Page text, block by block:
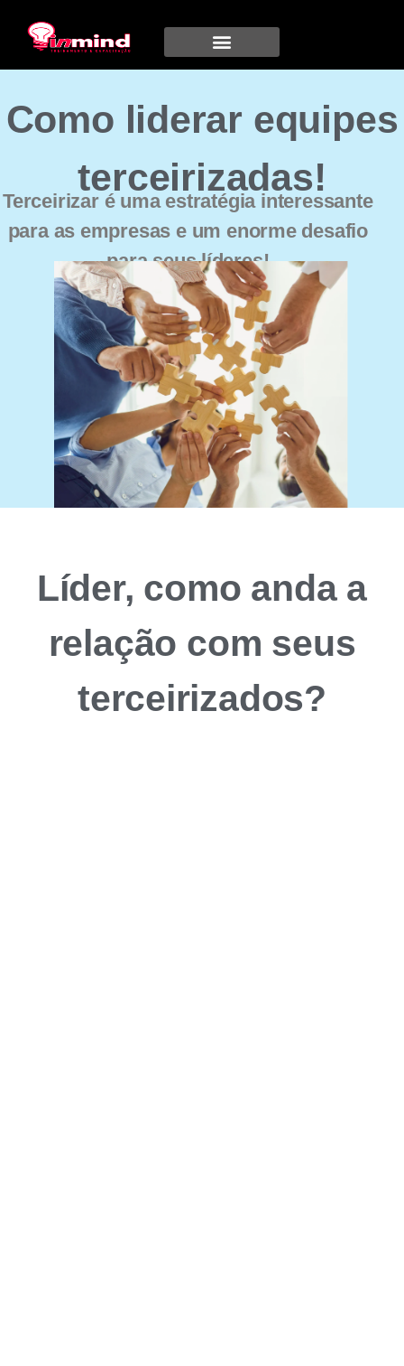
Como liderar equipes
terceirizadas!
Terceirizar é uma estratégia interessante
para as empresas e um enorme desafio
para seus líderes!
Líder, como anda a
relação com seus
terceirizados?